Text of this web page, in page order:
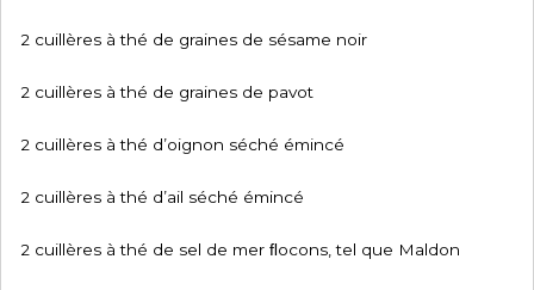
2 cuillères à thé de graines de sésame noir
2 cuillères à thé de graines de pavot
2 cuillères à thé d’oignon séché émincé
2 cuillères à thé d’ail séché émincé
2 cuillères à thé de sel de mer ﬂocons, tel que Maldon